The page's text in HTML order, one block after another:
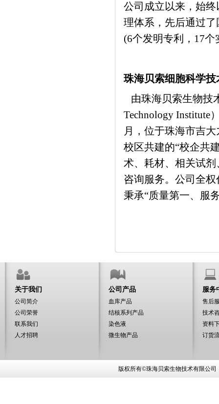
公司成立以来，始
理体系，先后通过
(6个发明专利，17
珠海贝索细胞科学
由珠海贝索生物技
Technology Institute
月，位于珠海市吉
校区共建的“校企共
术、耗材、相关试
咨询服务。公司全
秉承“质量第一、服
关于我们
公司简介
公司荣誉
联系我们
人才招聘
公司产品
血库产品
结核系列产品
染色液
微生物产品
服务
售后
技术
资料
订货
版权所有©珠海贝索生物技术